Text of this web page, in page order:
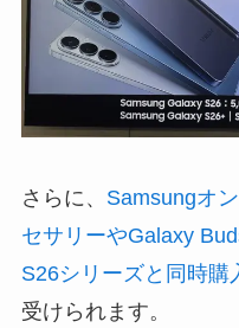
さらに、 Samsungオ
セサリーやGalaxy
S26シリーズと同時購
受けられます。